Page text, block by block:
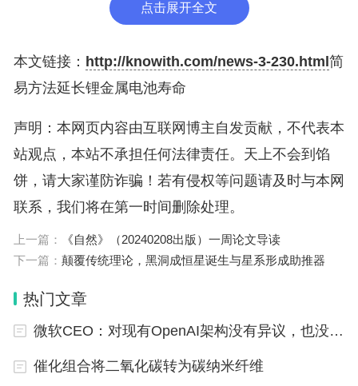
接着让电池静置。研究发现，如果电池在放电状态下
静置1小时，SEI基质周围的死锂就会溶解掉。重新
连接到阳极会使失效的锂重新焕发活力，使电池能产
研究人员使用延时视频显微镜，直观地确认了剩余S
EI的分解以及随后在静止阶段死锂的恢复。
理系统控制的模块中。电池管理系统是监视和控制电
个模块完全放电，使其剩余容量为零。因此，这种方
法不需要昂贵的新制造技术或材料。
斯坦福大学能源与工程系教授崔屹表示，新研究可为
点击展开全文
本文链接： http://knowith.com/news-3-230.html 简
易方法延长锂金属电池寿命
声明：本网页内容由互联网博主自发贡献，不代表本
站观点，本站不承担任何法律责任。天上不会到馅
饼，请大家谨防诈骗！若有侵权等问题请及时与本网
联系，我们将在第一时间删除处理。
上一篇：
《自然》（20240208出版）一周论文导读
下一篇： 颠覆传统理论，黑洞成恒星诞生与星系形成助推器
热门文章
微软CEO：对现有OpenAI架构没有异议，也没想过掌控更多
催化组合将二氧化碳转为碳纳米纤维